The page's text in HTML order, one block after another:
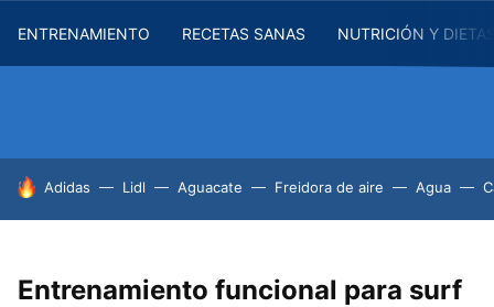
ENTRENAMIENTO RECETAS SANAS NUTRICIÓN Y
HOY SE HABLA DE
Adidas Lidl Aguacate Freidora de aire Agua
Entrenamiento funcional para surf